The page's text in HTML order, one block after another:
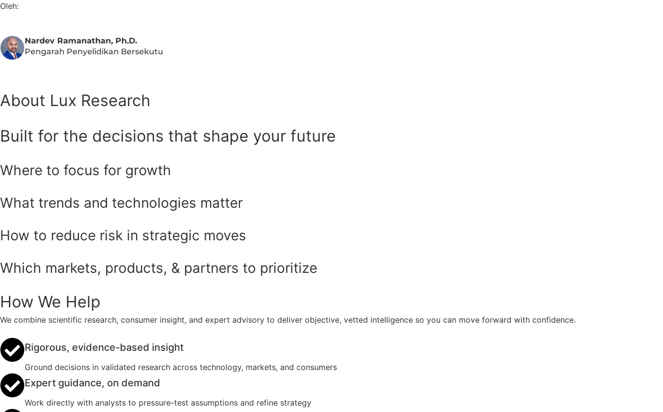
Oleh:
Nardev Ramanathan, Ph.D.
Pengarah Penyelidikan Bersekutu
About Lux Research
Built for the decisions that shape your future
Where to focus for growth
What trends and technologies matter
How to reduce risk in strategic moves
Which markets, products, & partners to prioritize
How We Help
We combine scientific research, consumer insight, and expert advisory to deliver objective, vetted intelligence so you can move forward with confidence.
Rigorous, evidence-based insight
Ground decisions in validated research across technology, markets, and consumers
Expert guidance, on demand
Work directly with analysts to pressure-test assumptions and refine strategy